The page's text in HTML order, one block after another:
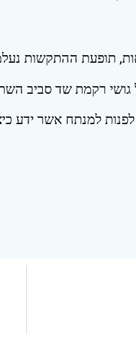
תופעת
גושי רקמת שד סביב
למנתח אשר ידע